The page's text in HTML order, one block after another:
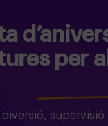
per
supervisió